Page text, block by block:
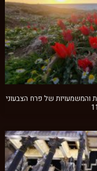
והמשמעויות של פרח הצבעוני